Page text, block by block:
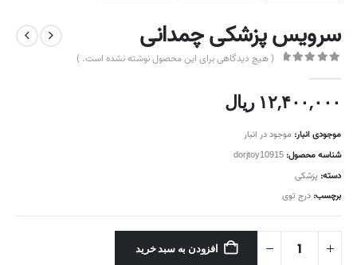
سرویس پزشکی چمدانی
( هیچ دیدگاهی برای این محصول نوشته نشده است. )
۱۲,۴۰۰,۰۰۰ ریال
موجودی انبار: موجود در انبار
شناسه محصول: dorjtoy10915
دسته: پزشکی
برچسب: درج توی
افزودن به سبد خرید